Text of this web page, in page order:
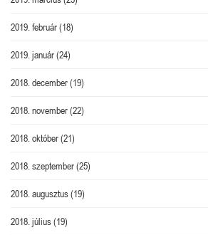
2019. február(18)
2019. január(24)
2018. december(19)
2018. november(22)
2018. október(21)
2018. szeptember(25)
2018. augusztus(19)
2018. július(19)